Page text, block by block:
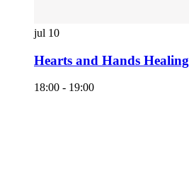
jul 10
Hearts and Hands Healing
18:00 - 19:00